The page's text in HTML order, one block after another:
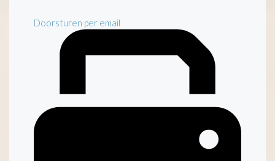
Doorsturen per email